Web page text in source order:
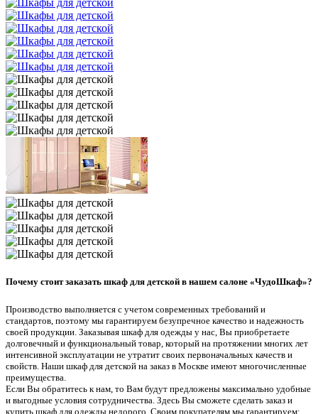
Почему стоит заказать шкаф для детской в нашем салоне «ЧудоШкаф»?
Производство выполняется с учетом современных требований и
стандартов, поэтому мы гарантируем безупречное качество и надежность
своей продукции. Заказывая шкаф для одежды у нас, Вы приобретаете
долговечный и функциональный товар, который на протяжении многих лет
интенсивной эксплуатации не утратит своих первоначальных качеств и
свойств. Наши шкаф для детской на заказ в Москве имеют многочисленные
преимущества.
Если Вы обратитесь к нам, то Вам будут предложены максимально удобные
и выгодные условия сотрудничества. Здесь Вы сможете сделать заказ и
купить шкаф для одежды недорого. Своим покупателям мы гарантируем: